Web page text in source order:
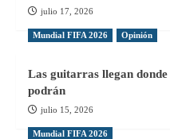
julio 17, 2026
Mundial FIFA 2026 Opinión
Las guitarras llegan
podrán
julio 15, 2026
Mundial FIFA 2026